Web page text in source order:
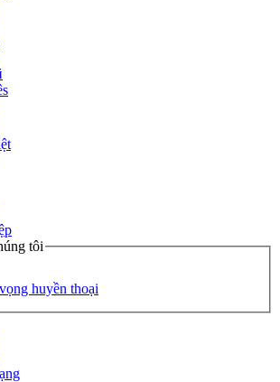
tôi
huyền thoại